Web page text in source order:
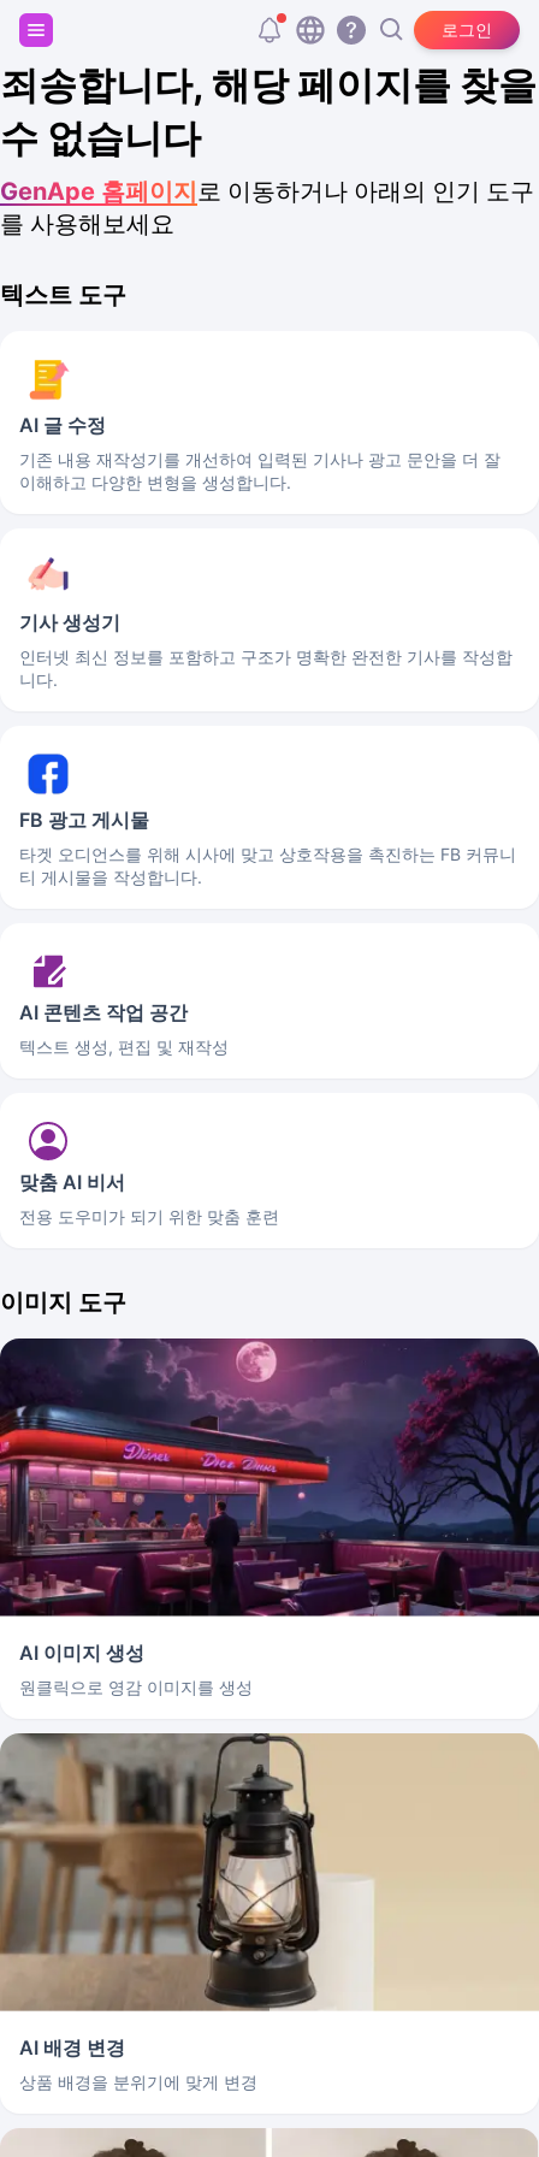
로그인
회원가입하고 20,000개의 무료 토큰을 받으세요!
죄송합니다, 해당 페이지를 찾을
수 없습니다
GenApe 홈페이지로 이동하거나 아래의 인기 도구
를 사용해보세요
텍스트 도구
AI 글 수정
기존 내용 재작성기를 개선하여 입력된 기사나 광고 문안을 더 잘
이해하고 다양한 변형을 생성합니다.
기사 생성기
인터넷 최신 정보를 포함하고 구조가 명확한 완전한 기사를 작성합
니다.
FB 광고 게시물
타겟 오디언스를 위해 시사에 맞고 상호작용을 촉진하는 FB 커뮤니
티 게시물을 작성합니다.
AI 콘텐츠 작업 공간
텍스트 생성, 편집 및 재작성
맞춤 AI 비서
전용 도우미가 되기 위한 맞춤 훈련
이미지 도구
AI 이미지 생성
원클릭으로 영감 이미지를 생성
AI 배경 변경
상품 배경을 분위기에 맞게 변경